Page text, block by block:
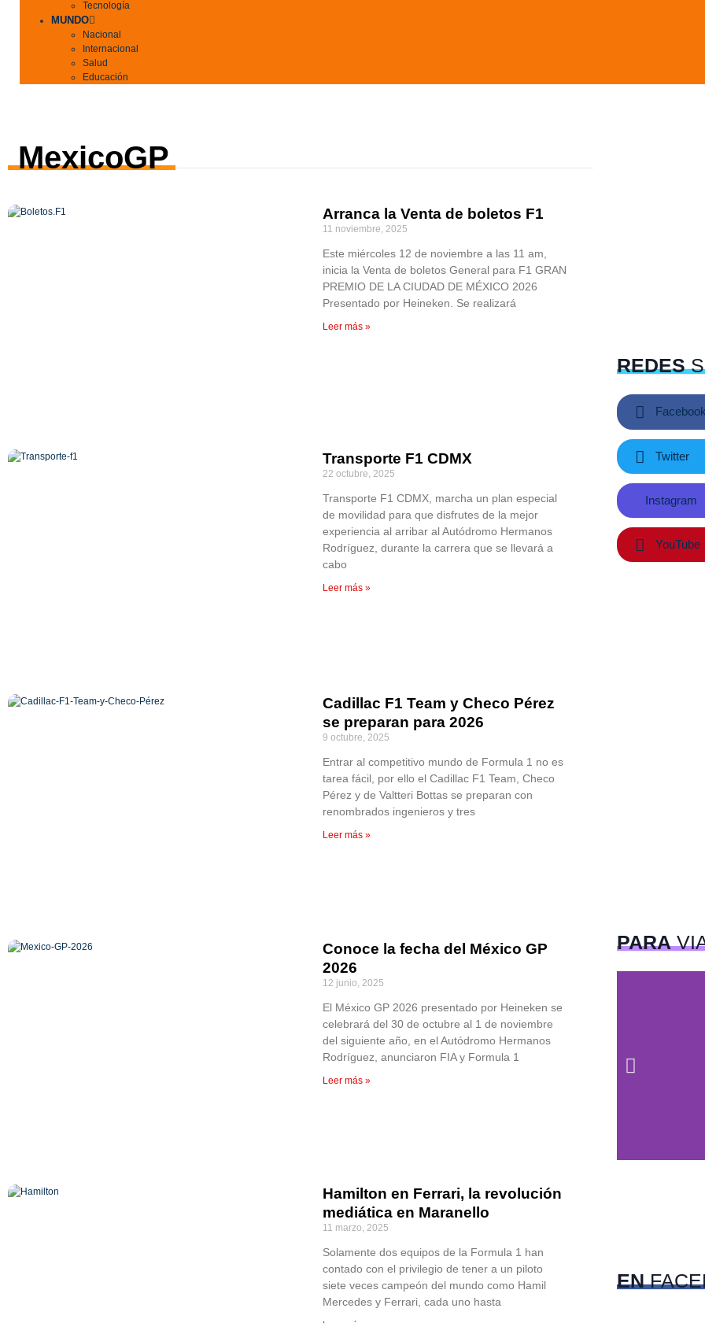
Tecnología
MUNDO
Nacional
Internacional
Salud
Educación
MexicoGP
Arranca la Venta de boletos F1
11 noviembre, 2025
Este miércoles 12 de noviembre a las 11 am,
inicia la Venta de boletos General para F1 GRAN
PREMIO DE LA CIUDAD DE MÉXICO 2026
Presentado por Heineken. Se realizará
Leer más »
Transporte F1 CDMX
22 octubre, 2025
Transporte F1 CDMX, marcha un plan especial
de movilidad para que disfrutes de la mejor
experiencia al arribar al Autódromo Hermanos
Rodríguez, durante la carrera que se llevará a
cabo
Leer más »
Cadillac F1 Team y Checo Pérez
se preparan para 2026
9 octubre, 2025
Entrar al competitivo mundo de Formula 1 no es
tarea fácil, por ello el Cadillac F1 Team, Checo
Pérez y de Valtteri Bottas se preparan con
renombrados ingenieros y tres
Leer más »
Conoce la fecha del México GP
2026
12 junio, 2025
El México GP 2026 presentado por Heineken se
celebrará del 30 de octubre al 1 de noviembre
del siguiente año, en el Autódromo Hermanos
Rodríguez, anunciaron FIA y Formula 1
Leer más »
Hamilton en Ferrari, la revolución
mediática en Maranello
11 marzo, 2025
Solamente dos equipos de la Formula 1 han
contado con el privilegio de tener a un piloto
siete veces campeón del mundo como Hamil
Mercedes y Ferrari, cada uno hasta
REDES
Twitter
Instagram
YouTube
PARA
EN